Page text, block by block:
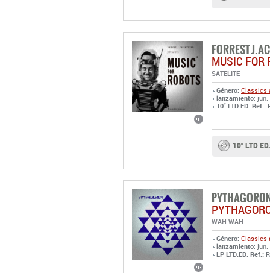
FORREST
MUSIC FOR
SATELITE
Género: Classics
lanzamiento: jun.
10" LTD ED. Ref.:
10" LTD
WAH WAH
Género: Classics
lanzamiento: jun.
LP LTD.ED. Ref.: